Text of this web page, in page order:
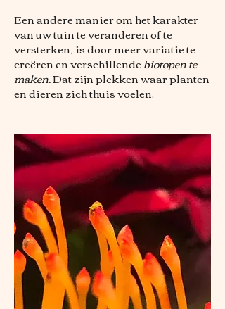
Een andere manier om het karakter
van uw tuin te veranderen of te
versterken, is door meer variatie te
creëren en verschillendebiotopen te
maken.Dat zijn plekken waar planten
en dieren zich thuis voelen.